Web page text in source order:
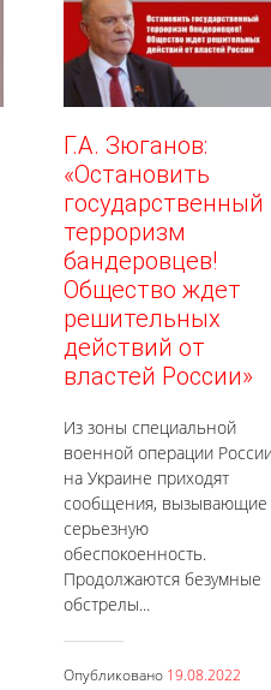
Г.А. Зюганов:
«Остановить
государственный
терроризм
бандеровцев!
Общество ждет
решительных
действий от
властей России»
Из зоны специальной
военной операции
на Украине приходят
сообщения, вызывающие
серьезную
обеспокоенность.
Продолжаются безумные
обстрелы...
Опубликовано 19.08.2022